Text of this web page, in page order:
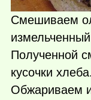
Смешиваем
Полученной
кусочки хлеба.
Обжариваем